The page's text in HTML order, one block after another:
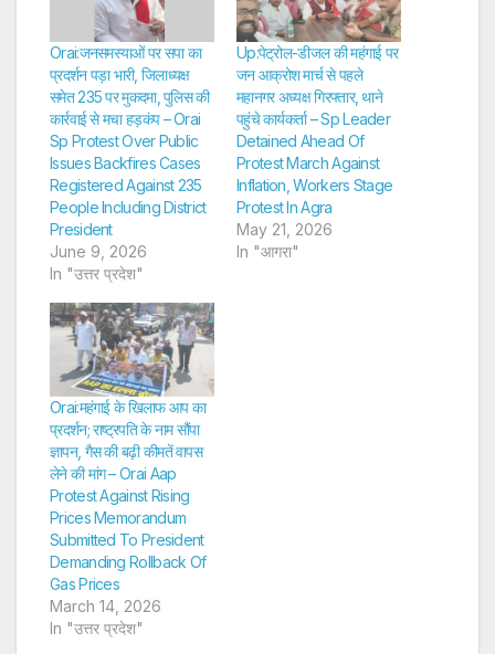
Orai:जनसमस्याओं पर सपा का
प्रदर्शन पड़ा भारी, जिलाध्यक्ष
समेत 235 पर मुकदमा, पुलिस की
कार्रवाई से मचा हड़कंप – Orai
Sp Protest Over Public
Issues Backfires Cases
Registered Against 235
People Including District
President
June 9, 2026
In "उत्तर प्रदेश"
Up:पेट्रोल-डीजल की महंगाई पर
जन आक्रोश मार्च से पहले
महानगर अध्यक्ष गिरफ्तार, थाने
पहुंचे कार्यकर्ता – Sp Leader
Detained Ahead Of
Protest March Against
Inflation, Workers Stage
Protest In Agra
May 21, 2026
In "आगरा"
Orai:महंगाई के खिलाफ आप का
प्रदर्शन; राष्ट्रपति के नाम सौंपा
ज्ञापन, गैस की बढ़ी कीमतें वापस
लेने की मांग – Orai Aap
Protest Against Rising
Prices Memorandum
Submitted To President
Demanding Rollback Of
Gas Prices
March 14, 2026
In "उत्तर प्रदेश"